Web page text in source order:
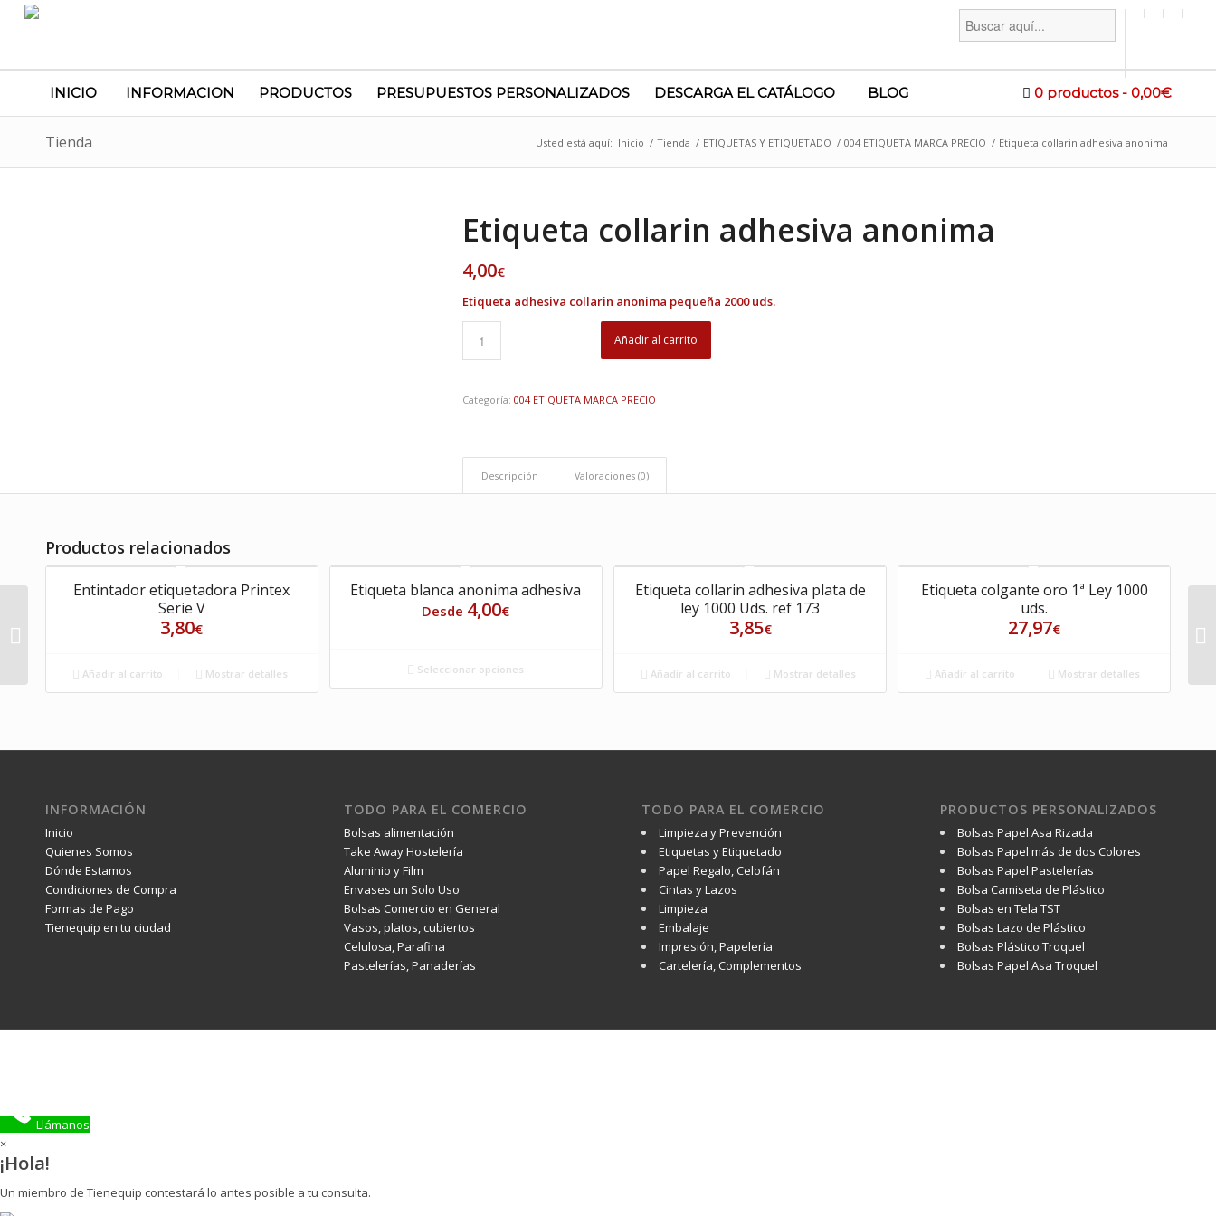
Buscar:
INICIO INFORMACION PRODUCTOS PRESUPUESTOS PERSONALIZADOS DESCARGA EL CATÁLOGO BLOG 0 productos 0,00€
Tienda Usted está aquí: Inicio / Tienda / ETIQUETAS Y ETIQUETADO / 004 ETIQUETA MARCA PRECIO / Etiqueta collarin adhesiva anonima
Etiqueta collarin adhesiva anonima
4,00€
Etiqueta adhesiva collarin anonima pequeña 2000 uds.
Añadir al carrito
Categoría: 004 ETIQUETA MARCA PRECIO
Descripción Valoraciones (0)
Productos relacionados
Entintador etiquetadora Printex
Serie V
3,80€
Añadir al carrito Mostrar detalles
Etiqueta blanca anonima adhesiva
Desde 4,00€
Seleccionar opciones
Etiqueta collarin adhesiva plata de
ley 1000 Uds. ref 173
3,85€
Añadir al carrito Mostrar detalles
Etiqueta colgante oro 1ª Ley 1000
uds.
27,97€
Añadir al carrito Mostrar detalles
INFORMACIÓN
Inicio
Quienes Somos
Dónde Estamos
Condiciones de Compra
Formas de Pago
Tienequip en tu ciudad
TODO PARA EL COMERCIO
Bolsas alimentación
Take Away Hostelería
Aluminio y Film
Envases un Solo Uso
Bolsas Comercio en General
Vasos, platos, cubiertos
Celulosa, Parafina
Pastelerías, Panaderías
TODO PARA EL COMERCIO
Limpieza y Prevención
Etiquetas y Etiquetado
Papel Regalo, Celofán
Cintas y Lazos
Limpieza
Embalaje
Impresión, Papelería
Cartelería, Complementos
PRODUCTOS PERSONALIZADOS
Bolsas Papel Asa Rizada
Bolsas Papel más de dos Colores
Bolsas Papel Pastelerías
Bolsa Camiseta de Plástico
Bolsas en Tela TST
Bolsas Lazo de Plástico
Bolsas Plástico Troquel
Bolsas Papel Asa Troquel
Llámanos
×
¡Hola!
Un miembro de Tienequip contestará lo antes posible a tu consulta.